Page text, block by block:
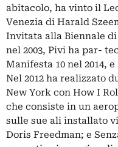
abitacolo, ha vinto il
Venezia di Harald
Invitata alla Biennale
nel 2003, Pivi ha par-
Manifesta 10 nel 2014,
Nel 2012 ha realizzato
New York con How I
che consiste in un
sulle sue ali installato
Doris Freedman; e